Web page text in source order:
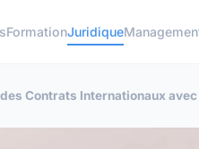
FormationJuridique
Contrats Internationaux